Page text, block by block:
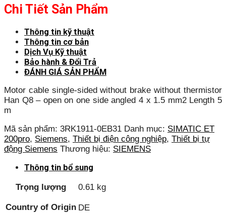
Chi Tiết Sản Phẩm
Thông tin kỹ thuật
Thông tin cơ bản
Dịch Vụ Kỹ thuật
Bảo hành & Đổi Trả
ĐÁNH GIÁ SẢN PHẨM
Motor cable single-sided without brake without thermistor
Han Q8 – open on one side angled 4 x 1.5 mm2 Length 5
m
Mã sản phẩm: 3RK1911-0EB31 Danh mục: SIMATIC ET
200pro, Siemens, Thiết bị điện công nghiệp, Thiết bị tự
động Siemens Thương hiệu: SIEMENS
Thông tin bổ sung
Trọng lượng 0.61 kg
Country of Origin DE